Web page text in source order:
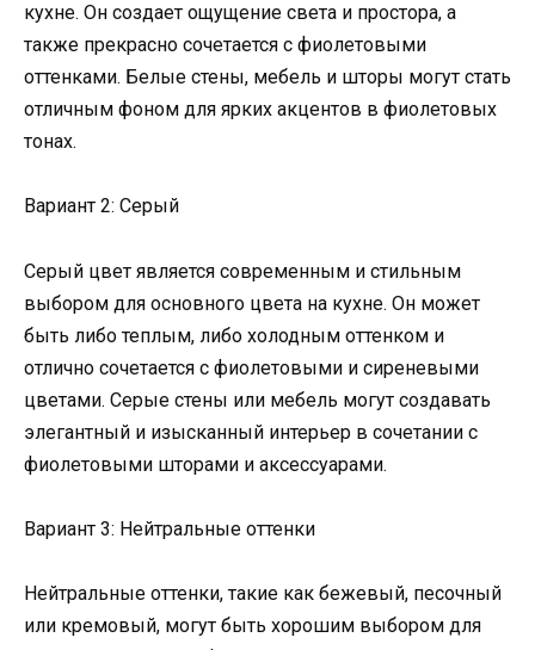
кухне. Он создает ощущение света и простора, а
также прекрасно сочетается с фиолетовыми
оттенками. Белые стены, мебель и шторы могут стать
отличным фоном для ярких акцентов в фиолетовых
тонах.
Вариант 2: Серый
Серый цвет является современным и стильным
выбором для основного цвета на кухне. Он может
быть либо теплым, либо холодным оттенком и
отлично сочетается с фиолетовыми и сиреневыми
цветами. Серые стены или мебель могут создавать
элегантный и изысканный интерьер в сочетании с
фиолетовыми шторами и аксессуарами.
Вариант 3: Нейтральные оттенки
Нейтральные оттенки, такие как бежевый, песочный
или кремовый, могут быть хорошим выбором для